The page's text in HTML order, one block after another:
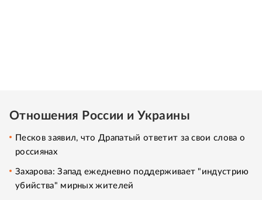
Отношения России и Украины
Песков заявил, что Драпатый ответит за свои слова о
россиянах
Захарова: Запад ежедневно поддерживает "индустрию
убийства" мирных жителей